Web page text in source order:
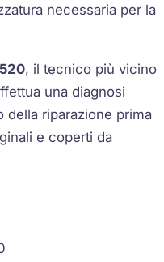
necessaria per la
, il tecnico più vicino
una diagnosi
riparazione prima
e coperti da